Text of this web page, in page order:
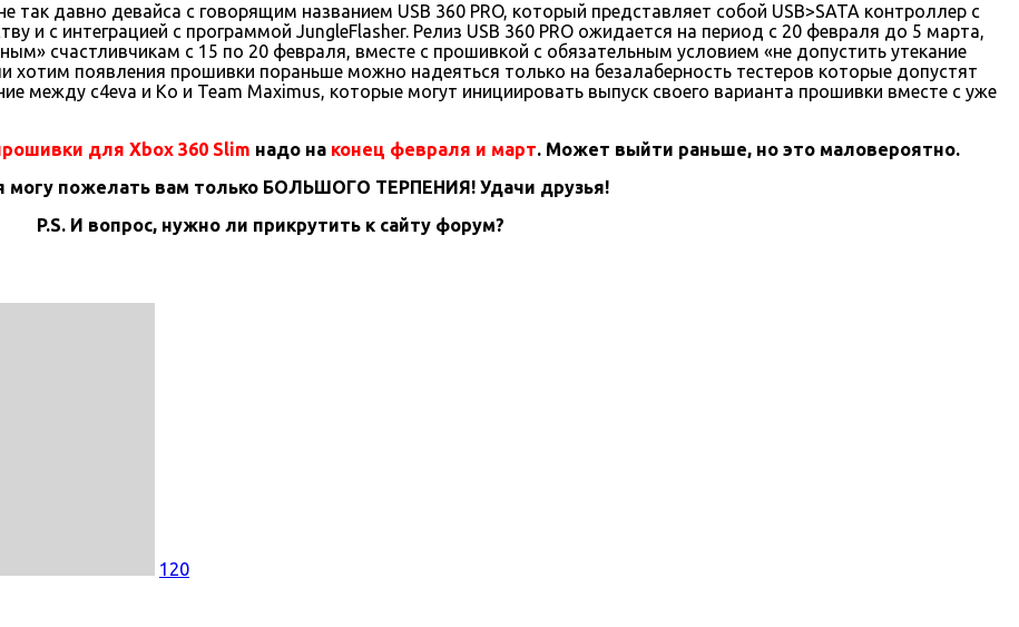
давно девайса с говорящим названием USB 360 PRO, который представляет собой USB>SATA контроллер с
и с интеграцией с программой JungleFlasher. Релиз USB 360 PRO ожидается на период с 20 февраля до 5 марта,
счастливчикам с 15 по 20 февраля, вместе с прошивкой с обязательным условием «не допустить утекание
хотим появления прошивки пораньше можно надеяться только на безалаберность тестеров которые допустят
между c4eva и Ko и Team Maximus, которые могут инициировать выпуск своего варианта прошивки вместе с уже
для Xbox 360 Slim надо на конец февраля и март. Может выйти раньше, но это маловероятно.
могу пожелать вам только БОЛЬШОГО ТЕРПЕНИЯ! Удачи друзья!
P.S. И вопрос, нужно ли прикрутить к сайту форум?
120